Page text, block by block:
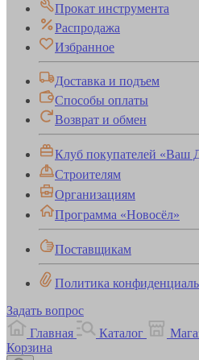
Прокат инструмента
Распродажа
Избранное
Доставка и подъем
Способы оплаты
Возврат и обмен
Клуб покупателей «Ваш
Строителям
Организациям
Программа «Новосёл»
Поставщикам
Политика
Задать вопрос
Главная
Каталог
Корзина